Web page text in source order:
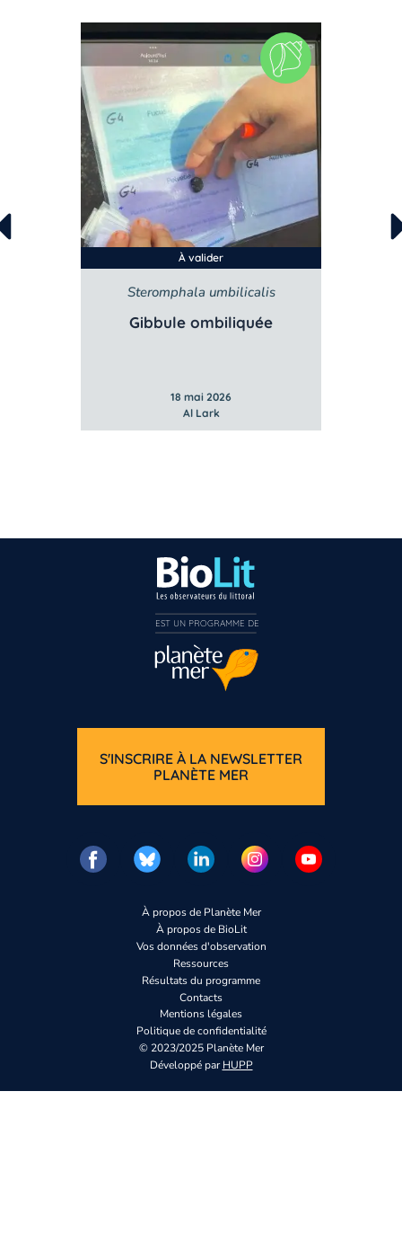
À valider
Steromphala umbilicalis
Gibbule ombiliquée
18 mai 2026
Al Lark
À propos de Planète Mer
À propos de BioLit
Vos données d'observation
Ressources
Résultats du programme
Contacts
Mentions légales
Politique de confidentialité
© 2023/2025 Planète Mer
Développé parHUPP
S'INSCRIRE À LA NEWSLETTER
PLANÈTE MER